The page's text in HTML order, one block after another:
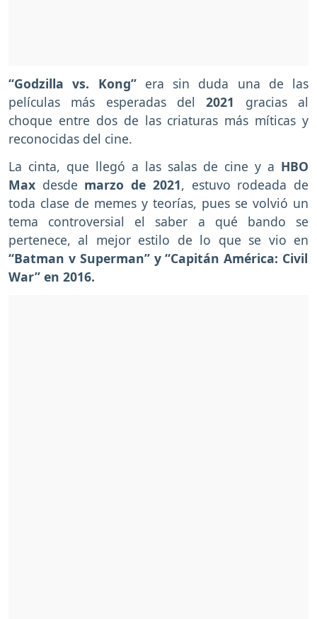
“Godzilla vs. Kong” era sin duda una de las
películas más esperadas del2021 gracias al
choque entre dos de las criaturas más míticas y
reconocidas del cine.
La cinta, que llegó a las salas de cine y a HBO
Max desde marzo de 2021, estuvo rodeada de
toda clase de memes y teorías, pues se volvió un
tema controversial el saber a qué bando se
pertenece, al mejor estilo de lo que se vio en
“Batman v Superman” y “Capitán América: Civil
War” en 2016.